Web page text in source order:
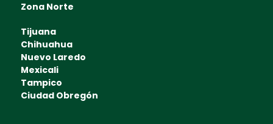
Zona Norte
Tijuana
Chihuahua
Nuevo Laredo
Mexicali
Tampico
Ciudad Obregón